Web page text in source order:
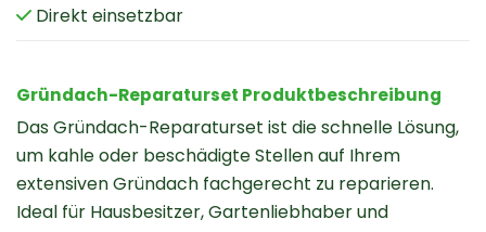
Direkt einsetzbar
Gründach-Reparaturset Produktbeschreibung
Das Gründach-Reparaturset ist die schnelle Lösung,
um kahle oder beschädigte Stellen auf Ihrem
extensiven Gründach fachgerecht zu reparieren.
Ideal für Hausbesitzer, Gartenliebhaber und